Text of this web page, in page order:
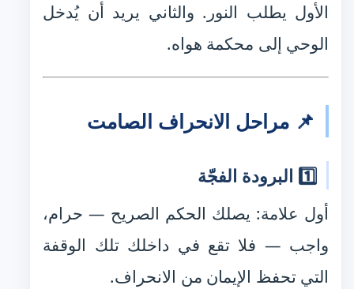
الأول يطلب النور. والثاني يريد أن يُدخل
الوحي إلى محكمة هواه.
📌 مراحل الانحراف الصامت
1️⃣ البرودة الفجّة
أول علامة: يصلك الحكم الصريح — حرام،
واجب — فلا تقع في داخلك تلك الوقفة
التي تحفظ الإيمان من الانحراف.